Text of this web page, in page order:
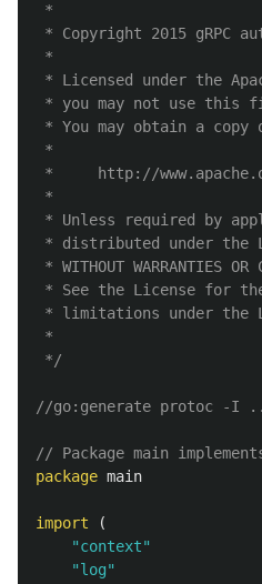
*
* Copyright 2015 gRPC
*
* Licensed under the
* you may not use this
* You may obtain a
*
*     http://
*
* Unless required by
* distributed under the
* WITHOUT WARRANTIES
* See the License for
* limitations under the
*
*/
//go:generate protoc -I
// Package main
package main
import
(
"context"
"log"